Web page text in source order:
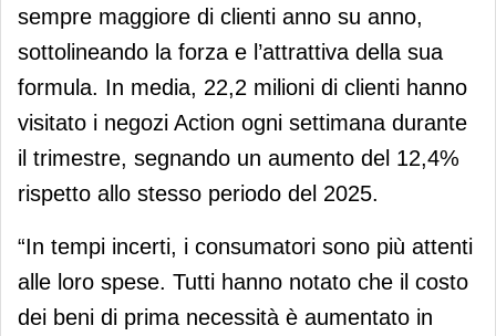
sempre maggiore di clienti anno su anno,
sottolineando la forza e l’attrattiva della sua
formula. In media, 22,2 milioni di clienti hanno
visitato i negozi Action ogni settimana durante
il trimestre, segnando un aumento del 12,4%
rispetto allo stesso periodo del 2025.
“In tempi incerti, i consumatori sono più attenti
alle loro spese. Tutti hanno notato che il costo
dei beni di prima necessità è aumentato in